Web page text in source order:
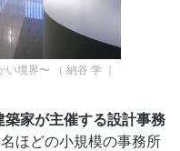
い境界〜 （ 納谷 学 ｜
家が主催する設計事務
ほどの小規模の事務所